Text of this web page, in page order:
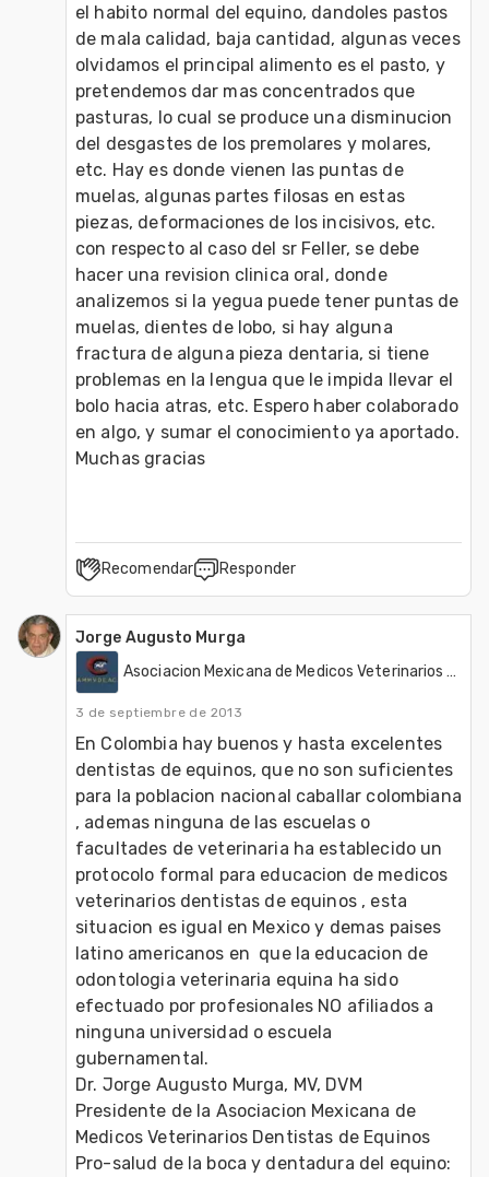
el habito normal del equino, dandoles pastos
de mala calidad, baja cantidad, algunas veces
olvidamos el principal alimento es el pasto, y
pretendemos dar mas concentrados que
pasturas, lo cual se produce una disminucion
del desgastes de los premolares y molares,
etc. Hay es donde vienen las puntas de
muelas, algunas partes filosas en estas
piezas, deformaciones de los incisivos, etc.
con respecto al caso del sr Feller, se debe
hacer una revision clinica oral, donde
analizemos si la yegua puede tener puntas de
muelas, dientes de lobo, si hay alguna
fractura de alguna pieza dentaria, si tiene
problemas en la lengua que le impida llevar el
bolo hacia atras, etc. Espero haber colaborado
en algo, y sumar el conocimiento ya aportado.
Muchas gracias
Recomendar Responder
Jorge Augusto Murga
Asociacion Mexicana de Medicos Veterinarios Dentistas de Equinos, A.C. (AMMVDE)
3 de septiembre de 2013
En Colombia hay buenos y hasta excelentes
dentistas de equinos, que no son suficientes
para la poblacion nacional caballar colombiana
, ademas ninguna de las escuelas o
facultades de veterinaria ha establecido un
protocolo formal para educacion de medicos
veterinarios dentistas de equinos , esta
situacion es igual en Mexico y demas paises
latino americanos en  que la educacion de
odontologia veterinaria equina ha sido
efectuado por profesionales NO afiliados a
ninguna universidad o escuela
gubernamental.
Dr. Jorge Augusto Murga, MV, DVM
Presidente de la Asociacion Mexicana de
Medicos Veterinarios Dentistas de Equinos
Pro-salud de la boca y dentadura del equino: